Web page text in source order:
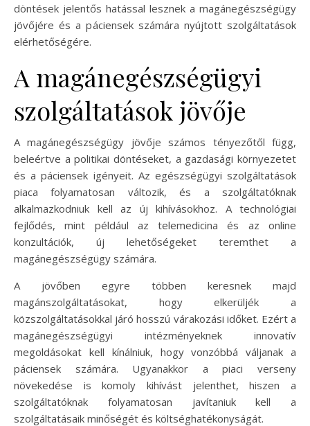
döntések jelentős hatással lesznek a magánegészségügy
jövőjére és a páciensek számára nyújtott szolgáltatások
elérhetőségére.
A magánegészségügyi
szolgáltatások jövője
A magánegészségügy jövője számos tényezőtől függ,
beleértve a politikai döntéseket, a gazdasági környezetet
és a páciensek igényeit. Az egészségügyi szolgáltatások
piaca folyamatosan változik, és a szolgáltatóknak
alkalmazkodniuk kell az új kihívásokhoz. A technológiai
fejlődés, mint például az telemedicina és az online
konzultációk, új lehetőségeket teremthet a
magánegészségügy számára.
A jövőben egyre többen keresnek majd
magánszolgáltatásokat, hogy elkerüljék a
közszolgáltatásokkal járó hosszú várakozási időket. Ezért a
magánegészségügyi intézményeknek innovatív
megoldásokat kell kínálniuk, hogy vonzóbbá váljanak a
páciensek számára. Ugyanakkor a piaci verseny
növekedése is komoly kihívást jelenthet, hiszen a
szolgáltatóknak folyamatosan javítaniuk kell a
szolgáltatásaik minőségét és költséghatékonyságát.